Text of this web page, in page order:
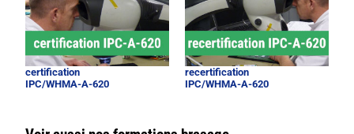
certification
IPC/WHMA-A-620
recertification
IPC/WHMA-A-620